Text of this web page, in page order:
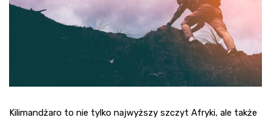
Kilimandżaro to nie tylko najwyższy szczyt Afryki, ale także